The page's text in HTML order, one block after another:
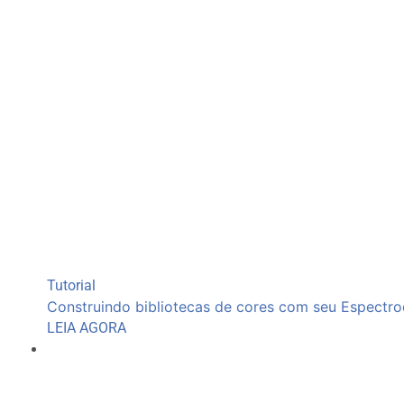
Tutorial
Construindo bibliotecas de cores com seu
LEIA AGORA